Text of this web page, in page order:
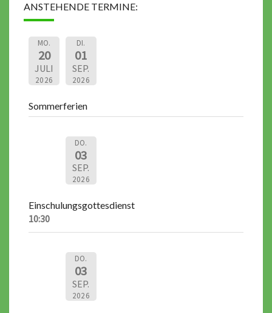
ANSTEHENDE TERMINE:
MO.
20
JULI
2026
DI.
01
SEP.
2026
Sommerferien
DO.
03
SEP.
2026
Einschulungsgottesdienst
10:30
DO.
03
SEP.
2026